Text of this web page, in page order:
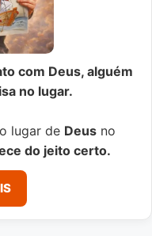
com Deus, alguém
no lugar.
lugar de Deus no
do jeito certo.